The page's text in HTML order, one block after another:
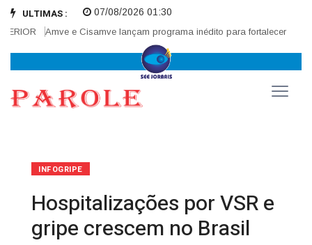
ULTIMAS :
Amve e Cisamve lançam programa inédito para fortalecer
07/08/2026 01:30
INFOGRIPE
Hospitalizações por VSR e
gripe crescem no Brasil